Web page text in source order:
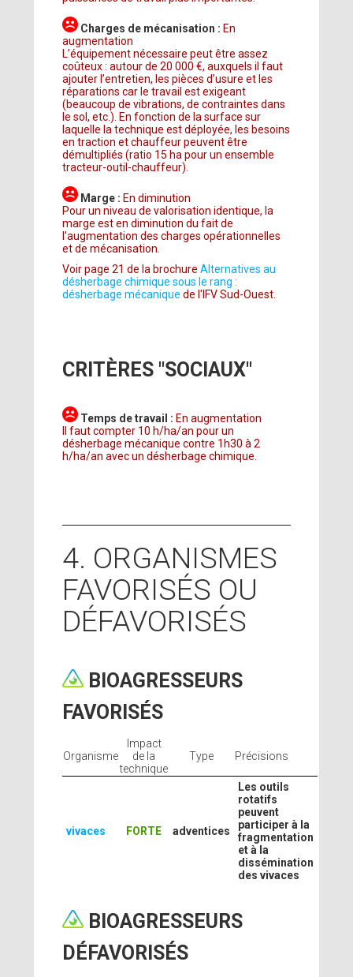
Charges de mécanisation : En
augmentation
L’équipement nécessaire peut être assez
coûteux : autour de 20 000 €, auxquels il faut
ajouter l’entretien, les pièces d’usure et les
réparations car le travail est exigeant
(beaucoup de vibrations, de contraintes dans
le sol, etc.). En fonction de la surface sur
laquelle la technique est déployée, les besoins
en traction et chauffeur peuvent être
démultipliés (ratio 15 ha pour un ensemble
tracteur-outil-chauffeur).
Marge : En diminution
Pour un niveau de valorisation identique, la
marge est en diminution du fait de
l'augmentation des charges opérationnelles
et de mécanisation.
Voir page 21 de la brochureAlternatives au
désherbage chimique sous le rang :
désherbage mécanique de l'IFV Sud-Ouest.
CRITÈRES "SOCIAUX"
Temps de travail : En augmentation
Il faut compter 10 h/ha/an pour un
désherbage mécanique contre 1h30 à 2
h/ha/an avec un désherbage chimique.
4. ORGANISMES
FAVORISÉS OU
DÉFAVORISÉS
BIOAGRESSEURS
FAVORISÉS
Organisme
Impact
de la
technique
Type Précisions
vivaces FORTE adventices
Les outils
rotatifs
peuvent
participer à la
fragmentation
et à la
dissémination
des vivaces
BIOAGRESSEURS
DÉFAVORISÉS